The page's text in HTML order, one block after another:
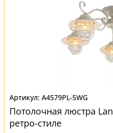
A4579PL-5WG
Потолочная люстра
ретро-стиле